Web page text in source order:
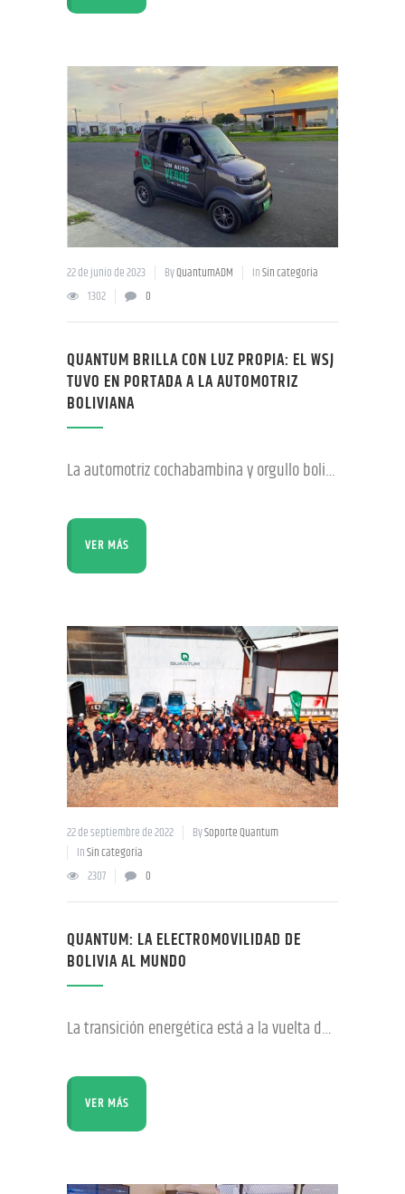
22 de junio de 2023 ByQuantumADM InSin categoría
1302
0
QUANTUM BRILLA CON LUZ PROPIA: EL WSJ
TUVO EN PORTADA A LA AUTOMOTRIZ
BOLIVIANA
La automotriz cochabambina y orgullo boliviano Quantum Motors aterrizó ayer jueves en la portada del prestigioso diario estadounidense The Wall Street Journal (WSJ). La empresa liderada por José Carlos
VER MÁS
22 de septiembre de 2022 BySoporte Quantum
InSin categoría
2307
0
QUANTUM: LA ELECTROMOVILIDAD DE
BOLIVIA AL MUNDO
La transición energética está a la vuelta de la esquina y el gran desafío de nuestro tiempo es prepararnos para ese cambio. Es aquí precisamente que Industrias Quantum Motors S.A. dice presente, avizorando
VER MÁS